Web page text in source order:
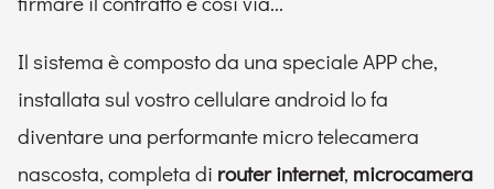
Il sistema è composto da una speciale APP che,
installata sul vostro cellulare android lo fa
diventare una performante micro telecamera
nascosta, completa di router internet, microcamera